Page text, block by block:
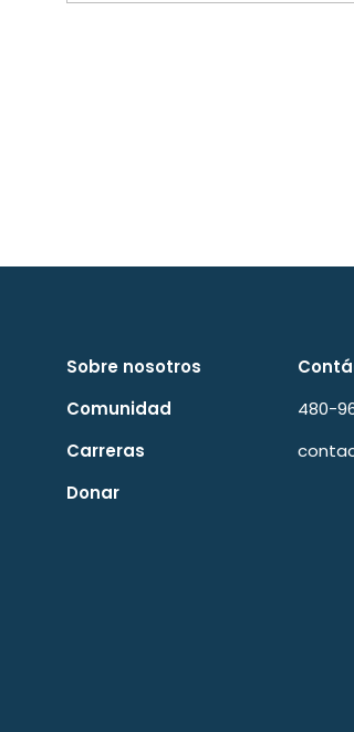
Sobre nosotros
Comunidad
Carreras
Donar
480-